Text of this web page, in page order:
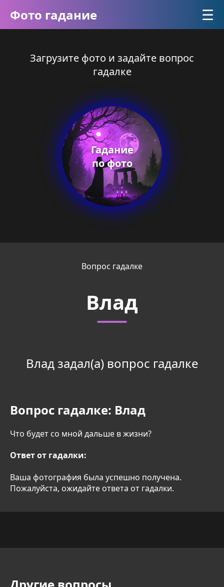
Фото гадание ☰
Загрузите фото и задайте вопрос
гадалке
Гадание
по фото
Вопрос гадалке
Влад
Влад задал(а) вопрос гадалке
Вопрос гадалке: Влад
Что будет со мной дальше в жизни?
Ответ от гадалки:
Ваша фотография была успешно получена.
Пожалуйста, ожидайте ответа от гадалки.